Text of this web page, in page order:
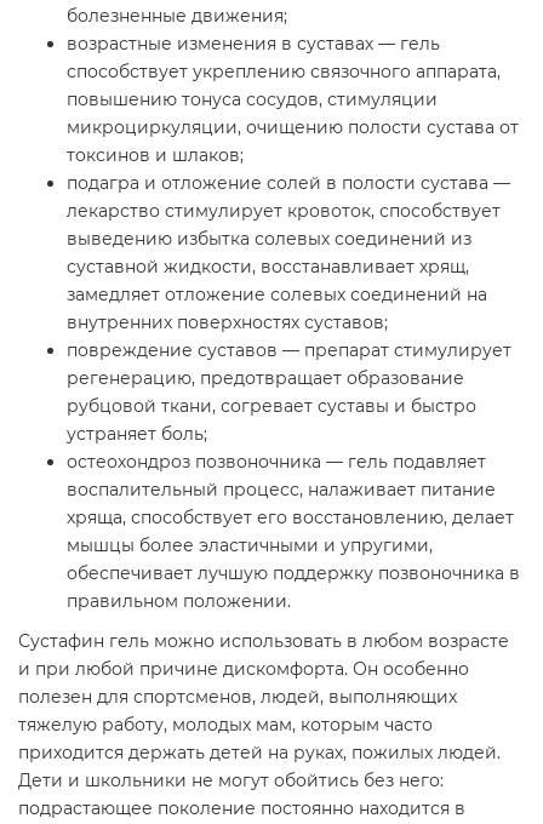
болезненные движения;
возрастные изменения в суставах — гель
способствует укреплению связочного аппарата,
повышению тонуса сосудов, стимуляции
микроциркуляции, очищению полости сустава от
токсинов и шлаков;
подагра и отложение солей в полости сустава —
лекарство стимулирует кровоток, способствует
выведению избытка солевых соединений из
суставной жидкости, восстанавливает хрящ,
замедляет отложение солевых соединений на
внутренних поверхностях суставов;
повреждение суставов — препарат стимулирует
регенерацию, предотвращает образование
рубцовой ткани, согревает суставы и быстро
устраняет боль;
остеохондроз позвоночника — гель подавляет
воспалительный процесс, налаживает питание
хряща, способствует его восстановлению, делает
мышцы более эластичными и упругими,
обеспечивает лучшую поддержку позвоночника в
правильном положении.
Сустафин гель можно использовать в любом возрасте
и при любой причине дискомфорта. Он особенно
полезен для спортсменов, людей, выполняющих
тяжелую работу, молодых мам, которым часто
приходится держать детей на руках, пожилых людей.
Дети и школьники не могут обойтись без него:
подрастающее поколение постоянно находится в